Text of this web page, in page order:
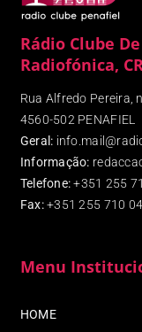
Rádio Clube
Radiofónica,
Rua Alfredo Pereira,
4560-502 PENAFIEL
Geral:
Informação:
Telefone: +351 255
Fax:+351 255 710
Menu
HOME